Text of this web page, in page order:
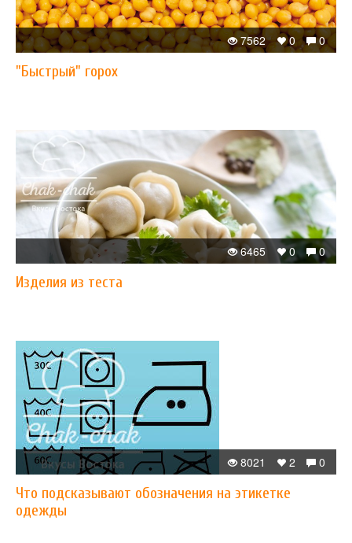
0
0
7562
"Быстрый" горох
0
0
6465
Изделия из теста
0
2
8021
Что подсказывают обозначения на этикетке
одежды